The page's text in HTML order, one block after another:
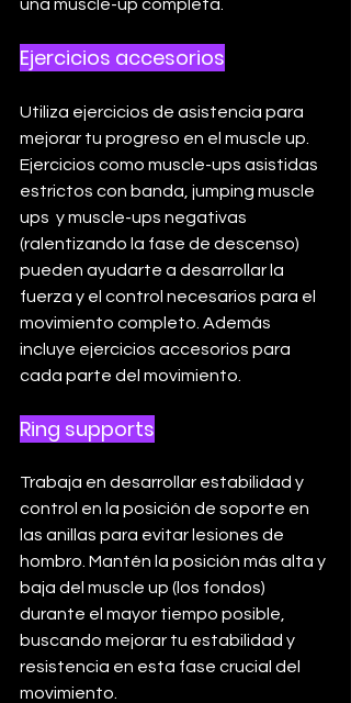
una muscle-up completa.
Ejercicios accesorios
Utiliza ejercicios de asistencia para
mejorar tu progreso en el muscle up.
Ejercicios como muscle-ups asistidas
estrictos con banda, jumping muscle
ups  y muscle-ups negativas
(ralentizando la fase de descenso)
pueden ayudarte a desarrollar la
fuerza y el control necesarios para el
movimiento completo. Además
incluye ejercicios accesorios para
cada parte del movimiento.
Ring supports
Trabaja en desarrollar estabilidad y
control en la posición de soporte en
las anillas para evitar lesiones de
hombro. Mantén la posición más alta y
baja del muscle up (los fondos)
durante el mayor tiempo posible,
buscando mejorar tu estabilidad y
resistencia en esta fase crucial del
movimiento.